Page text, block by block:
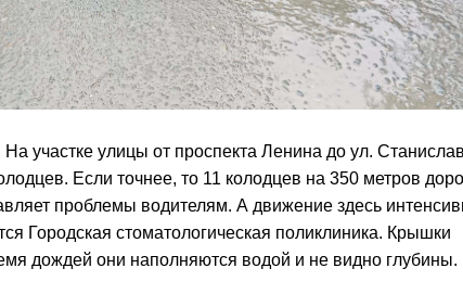
участке улицы от проспекта Ленина до ул.
Если точнее, то 11 колодцев на 350 метров
проблемы водителям. А движение здесь
Городская стоматологическая поликлиника. Крышки
дождей они наполняются водой и не видно глубины.